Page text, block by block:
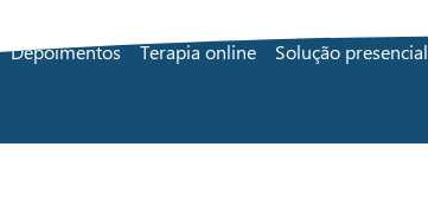
Depoimentos Terapia online Solução presencial